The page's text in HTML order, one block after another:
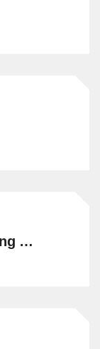
R. Schmid Engineering AG